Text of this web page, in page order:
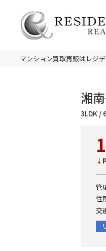
マンション買取再販はレジ
湘
3LDK /
管
住
交